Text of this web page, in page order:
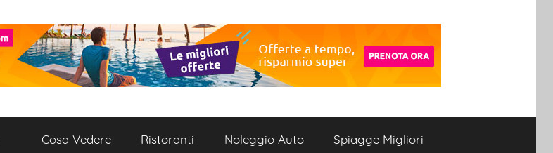
Cosa Vedere Ristoranti Noleggio Auto Spiagge Migliori